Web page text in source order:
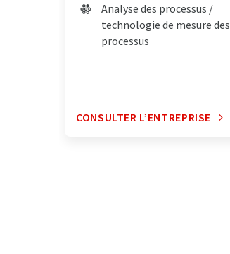
Analyse des processus /
technologie de mesure des
processus
CONSULTER L’ENTREPRISE